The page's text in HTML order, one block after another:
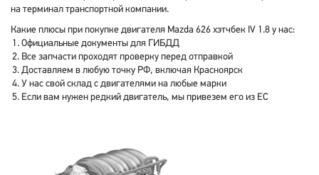
на терминал транспортной компании.
Какие плюсы при покупке двигателя Mazda 626 хэтчбек IV 1.8 у нас:
Официальные документы для ГИБДД
Все запчасти проходят проверку перед отправкой
Доставляем в любую точку РФ, включая Красноярск
У нас свой склад с двигателями на любые марки
Если вам нужен редкий двигатель, мы привезем его из ЕС